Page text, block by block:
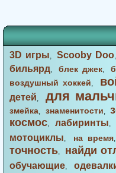
3D игры,Scooby Doo
бильярд,блек джек,
воздушный хоккей,
детей, для
змейка, знаменитости,
космос, лабиринты,
мотоциклы, на время
точность, найди
обучающие,